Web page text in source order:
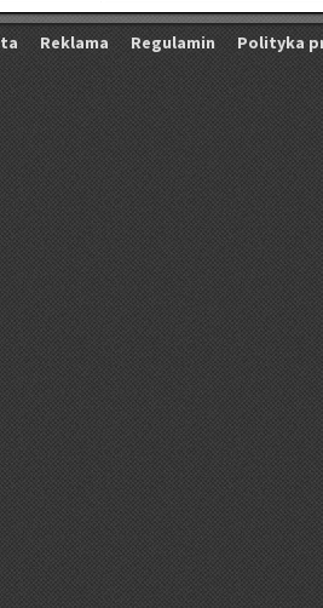
Re­kla­ma Re­gu­la­min Po­li­ty­ka